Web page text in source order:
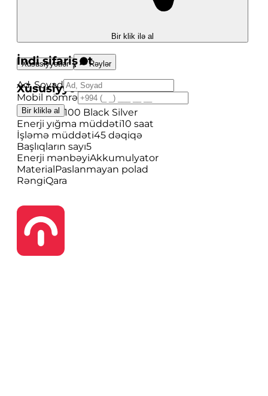
Bir klik ilə al
İndi sifariş et
Ad, Soyad
Mobil nömrə
Bir kliklə al
Xüsusiyyətlər Rəylər
Xüsusiyyətlər
ModelXT5100 Black Silver
Enerji yığma müddəti10 saat
İşləmə müddəti45 dəqiqə
Başlıqların sayı5
Enerji mənbəyiAkkumulyator
MaterialPaslanmayan polad
RəngiQara